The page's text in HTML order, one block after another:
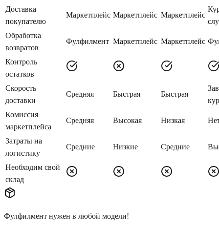
Доставка
покупателю
Маркетплейс Маркетплейс Маркетплейс
Обработка
возвратов
Фулфилмент Маркетплейс Маркетплейс
Контроль
остатков
Скорость
доставки
Средняя Быстрая Быстрая
Комиссия
маркетплейса
Средняя Высокая Низкая
Затраты на
логистику
Средние Низкие Средние
Необходим свой
склад
Фулфилмент нужен в любой модели!